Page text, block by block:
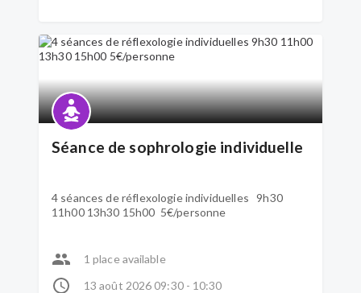
Séance de sophrologie individuelle
4 séances de réflexologie individuelles 9h30
11h00 13h30 15h00 5€/personne
1 place available
13 août 2026 09:30 - 10:30